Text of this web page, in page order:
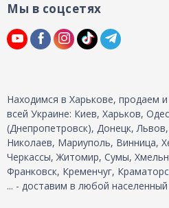
Мы в соцсетях
Находимся в Харькове, продаем
всей Украине: Киев, Харьков,
(Днепропетровск), Донецк,
Николаев, Мариуполь, Винница,
Черкассы, Житомир, Сумы,
Франковск, Кременчуг,
... - доставим в любой